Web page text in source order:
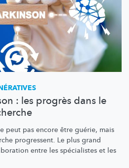
: les progrès dans le
peut pas encore être guérie, mais
progressent. Le plus grand
entre les spécialistes et les